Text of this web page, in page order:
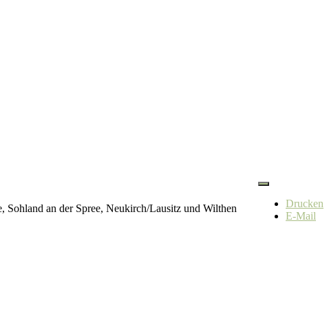
Drucken
E-Mail
an der Spree, Neukirch/Lausitz und Wilthen